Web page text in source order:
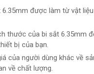
6.35mm được làm từ vật
thước của bi sắt 6.35mm
bị của bạn.
của người dùng khác về
về chất lượng.